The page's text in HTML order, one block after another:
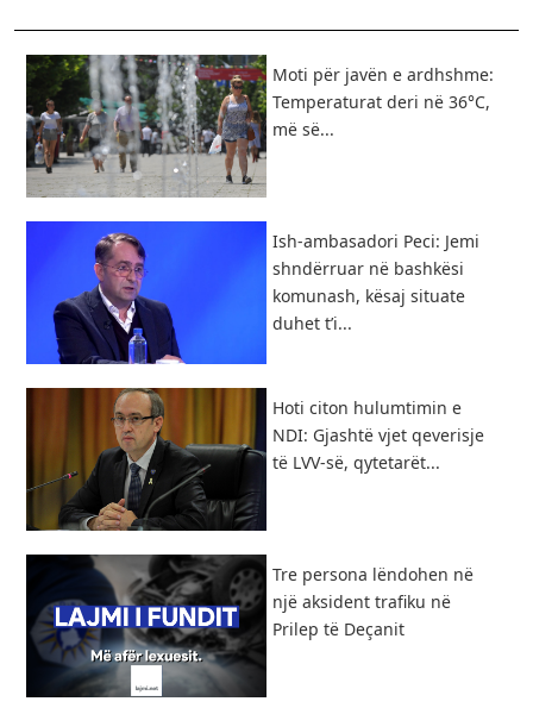
Moti për javën e ardhshme:
Temperaturat deri në 36°C,
më së...
Ish-ambasadori Peci: Jemi
shndërruar në bashkësi
komunash, kësaj situate
duhet t’i...
Hoti citon hulumtimin e
NDI: Gjashtë vjet qeverisje
të LVV-së, qytetarët...
Tre persona lëndohen në
një aksident trafiku në
Prilep të Deçanit